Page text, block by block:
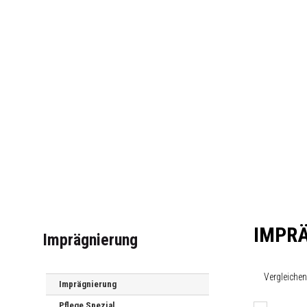
Imprägnierung
Imprägnierung
Vergleichen